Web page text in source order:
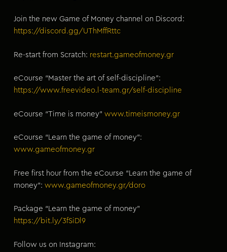
Join the new Game of Money channel on Discord:
https://discord.gg/UThMffRttc
Re-start from Scratch: restart.gameofmoney.gr
eCourse “Master the art of self-discipline”:
https://www.freevideo.l-team.gr/self-discipline
eCourse “Time is money” www.timeismoney.gr
eCourse “Learn the game of money”:
www.gameofmoney.gr
Free first hour from the eCourse “Learn the game of
money”: www.gameofmoney.gr/doro
Package “Learn the game of money”
https://bit.ly/3fSiDl9
Follow us on Instagram: